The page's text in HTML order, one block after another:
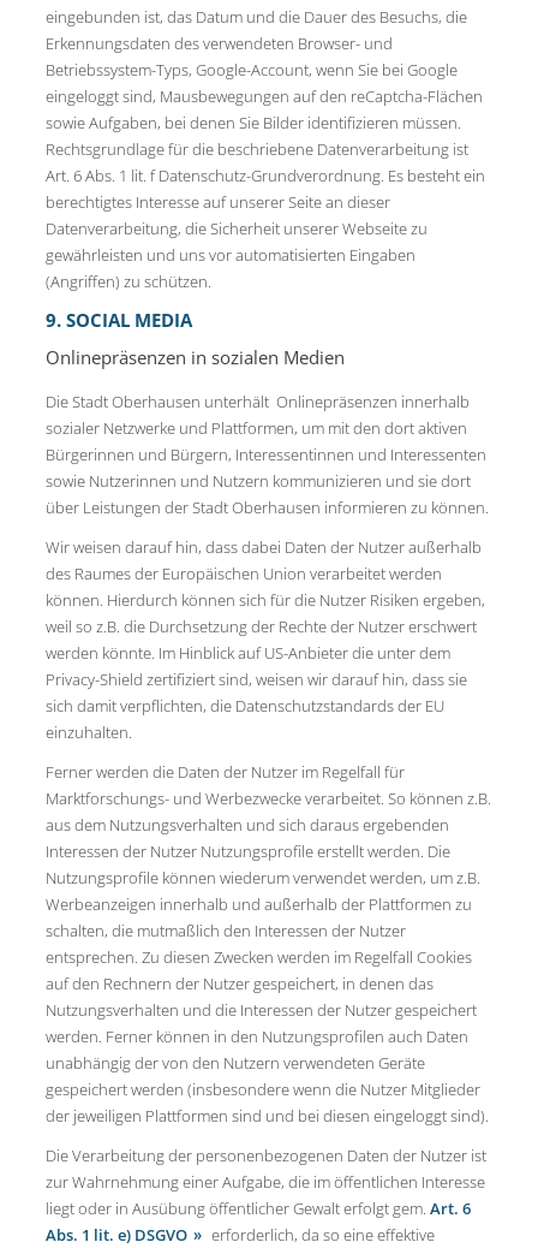
eingebunden ist, das Datum und die Dauer des Besuchs, die
Erkennungsdaten des verwendeten Browser- und
Betriebssystem-Typs, Google-Account, wenn Sie bei Google
eingeloggt sind, Mausbewegungen auf den reCaptcha-Flächen
sowie Aufgaben, bei denen Sie Bilder identifizieren müssen.
Rechtsgrundlage für die beschriebene Datenverarbeitung ist
Art. 6 Abs. 1 lit. f Datenschutz-Grundverordnung. Es besteht ein
berechtigtes Interesse auf unserer Seite an dieser
Datenverarbeitung, die Sicherheit unserer Webseite zu
gewährleisten und uns vor automatisierten Eingaben
(Angriffen) zu schützen.
9. SOCIAL MEDIA
Onlinepräsenzen in sozialen Medien
Die Stadt Oberhausen unterhält Onlinepräsenzen innerhalb
sozialer Netzwerke und Plattformen, um mit den dort aktiven
Bürgerinnen und Bürgern, Interessentinnen und Interessenten
sowie Nutzerinnen und Nutzern kommunizieren und sie dort
über Leistungen der Stadt Oberhausen informieren zu können.
Wir weisen darauf hin, dass dabei Daten der Nutzer außerhalb
des Raumes der Europäischen Union verarbeitet werden
können. Hierdurch können sich für die Nutzer Risiken ergeben,
weil so z.B. die Durchsetzung der Rechte der Nutzer erschwert
werden könnte. Im Hinblick auf US-Anbieter die unter dem
Privacy-Shield zertifiziert sind, weisen wir darauf hin, dass sie
sich damit verpflichten, die Datenschutzstandards der EU
einzuhalten.
Ferner werden die Daten der Nutzer im Regelfall für
Marktforschungs- und Werbezwecke verarbeitet. So können z.B.
aus dem Nutzungsverhalten und sich daraus ergebenden
Interessen der Nutzer Nutzungsprofile erstellt werden. Die
Nutzungsprofile können wiederum verwendet werden, um z.B.
Werbeanzeigen innerhalb und außerhalb der Plattformen zu
schalten, die mutmaßlich den Interessen der Nutzer
entsprechen. Zu diesen Zwecken werden im Regelfall Cookies
auf den Rechnern der Nutzer gespeichert, in denen das
Nutzungsverhalten und die Interessen der Nutzer gespeichert
werden. Ferner können in den Nutzungsprofilen auch Daten
unabhängig der von den Nutzern verwendeten Geräte
gespeichert werden (insbesondere wenn die Nutzer Mitglieder
der jeweiligen Plattformen sind und bei diesen eingeloggt sind).
Die Verarbeitung der personenbezogenen Daten der Nutzer ist
zur Wahrnehmung einer Aufgabe, die im öffentlichen Interesse
liegt oder in Ausübung öffentlicher Gewalt erfolgt gem. Art. 6
Abs. 1 lit. e) DSGVO
erforderlich, da so eine effektive